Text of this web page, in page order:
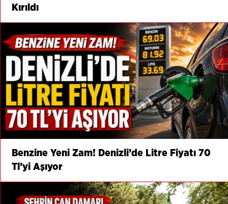
Kırıldı
Benzine Yeni Zam! Denizli’de Litre Fiyatı 70
Tl’yi Aşıyor